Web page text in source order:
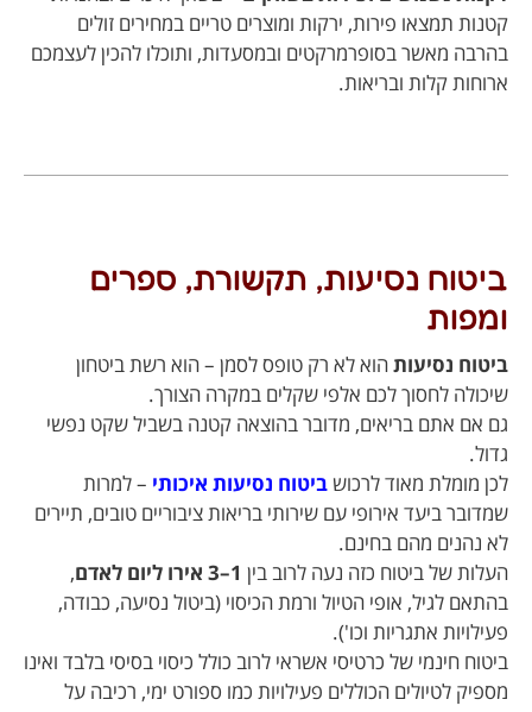
קטנות תמצאו פירות, ירקות ומוצרים טריים במחירים זולים
בהרבה מאשר בסופרמרקטים ובמסעדות, ותוכלו להכין לעצמכם
ארוחות קלות ובריאות.
ביטוח נסיעות, תקשורת, ספרים
ומפות
ביטוח נסיעותהוא לא רק טופס לסמן – הוא רשת ביטחון
שיכולה לחסוך לכם אלפי שקלים במקרה הצורך.
גם אם אתם בריאים, מדובר בהוצאה קטנה בשביל שקט נפשי
גדול.
לכן מומלת מאוד לרכוש ביטוח נסיעות איכותי – למרות
שמדובר ביעד אירופי עם שירותי בריאות ציבוריים טובים, תיירים
לא נהנים מהם בחינם.
העלות של ביטוח כזה נעה לרוב בין 1–3 אירו ליום לאדם
,
בהתאם לגיל, אופי הטיול ורמת הכיסוי (ביטול נסיעה, כבודה,
פעילויות אתגריות וכו').
ביטוח חינמי של כרטיסי אשראי לרוב כולל כיסוי בסיסי בלבד ואינו
מספיק לטיולים הכוללים פעילויות כמו ספורט ימי, רכיבה על